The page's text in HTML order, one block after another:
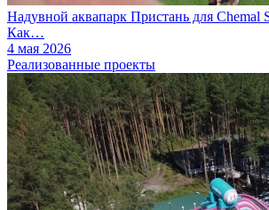
Надувной аквапарк Пристань для Chemal
Как…
4 мая 2026
Реализованные проекты